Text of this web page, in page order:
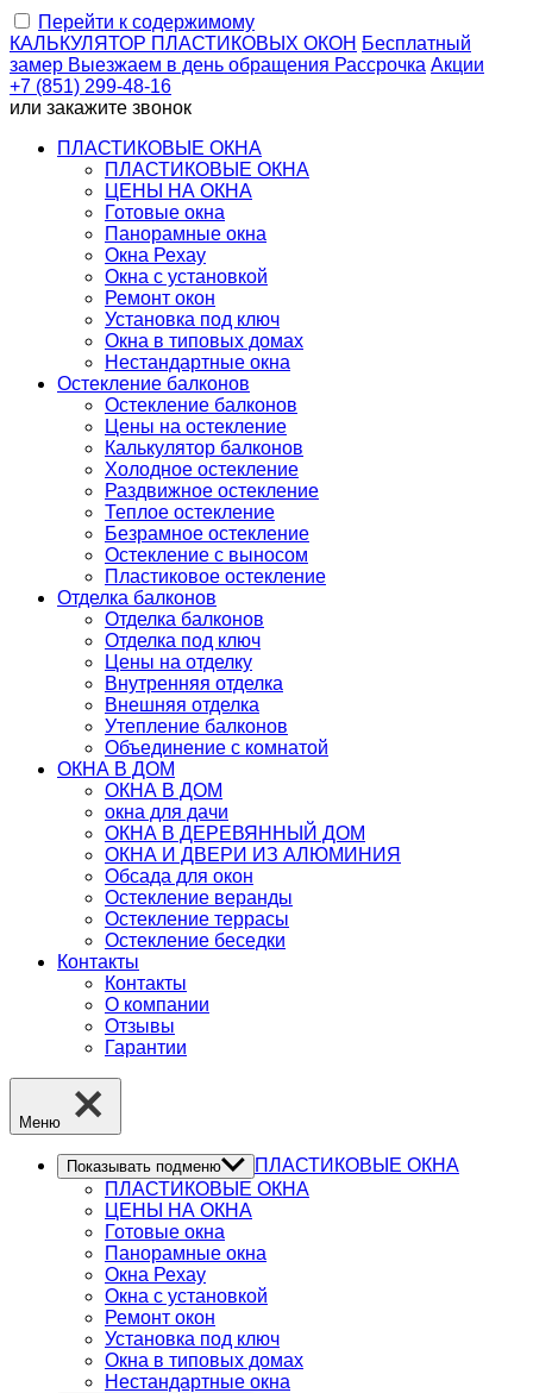
Перейти к содержимому
КАЛЬКУЛЯТОР ПЛАСТИКОВЫХ ОКОН Бесплатный
замер Выезжаем в день обращения Рассрочка Акции
+7 (851) 299-48-16
или закажите звонок
ПЛАСТИКОВЫЕ ОКНА
ПЛАСТИКОВЫЕ ОКНА
ЦЕНЫ НА ОКНА
Готовые окна
Панорамные окна
Окна Рехау
Окна с установкой
Ремонт окон
Установка под ключ
Окна в типовых домах
Нестандартные окна
Остекление балконов
Остекление балконов
Цены на остекление
Калькулятор балконов
Холодное остекление
Раздвижное остекление
Теплое остекление
Безрамное остекление
Остекление с выносом
Пластиковое остекление
Отделка балконов
Отделка балконов
Отделка под ключ
Цены на отделку
Внутренняя отделка
Внешняя отделка
Утепление балконов
Объединение с комнатой
ОКНА В ДОМ
ОКНА В ДОМ
окна для дачи
ОКНА В ДЕРЕВЯННЫЙ ДОМ
ОКНА И ДВЕРИ ИЗ АЛЮМИНИЯ
Обсада для окон
Остекление веранды
Остекление террасы
Остекление беседки
Контакты
Контакты
О компании
Отзывы
Гарантии
Меню
Показывать подменю
ПЛАСТИКОВЫЕ ОКНА
ПЛАСТИКОВЫЕ ОКНА
ЦЕНЫ НА ОКНА
Готовые окна
Панорамные окна
Окна Рехау
Окна с установкой
Ремонт окон
Установка под ключ
Окна в типовых домах
Нестандартные окна